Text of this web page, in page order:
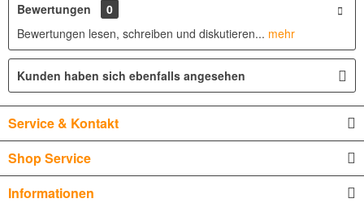
Bewertungen
0
Bewertungen lesen, schreiben und diskutieren... mehr
Kunden haben sich ebenfalls angesehen
Service & Kontakt
Shop Service
Informationen